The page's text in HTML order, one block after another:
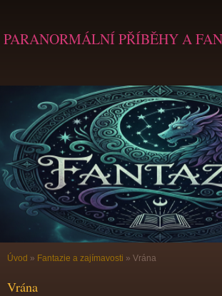
PARANORMÁLNÍ PŘÍBĚHY A
Úvod » Fantazie a zajímavosti » Vrána
Vrána